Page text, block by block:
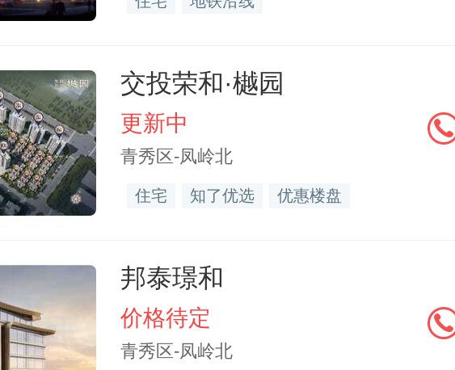
交投荣和·樾园
更新中
青秀区-凤岭北
住宅 知了优选 优惠楼盘
邦泰璟和
价格待定
青秀区-凤岭北